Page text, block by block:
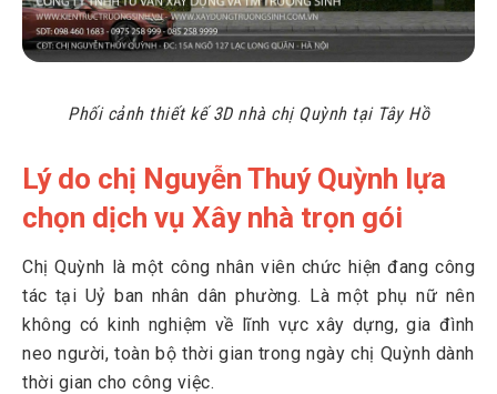
Phối cảnh thiết kế 3D nhà chị Quỳnh tại Tây Hồ
Lý do chị Nguyễn Thuý Quỳnh lựa
chọn dịch vụ Xây nhà trọn gói
Chị Quỳnh là một công nhân viên chức hiện đang công
tác tại Uỷ ban nhân dân phường. Là một phụ nữ nên
không có kinh nghiệm về lĩnh vực xây dựng, gia đình
neo người, toàn bộ thời gian trong ngày chị Quỳnh dành
thời gian cho công việc.